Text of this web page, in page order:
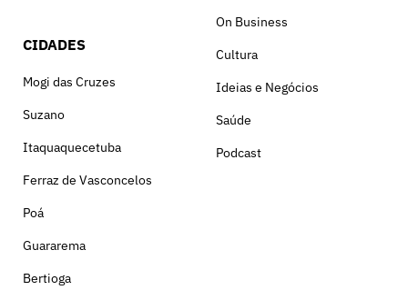
CIDADES
Mogi das Cruzes
Suzano
Itaquaquecetuba
Ferraz de Vasconcelos
Poá
Guararema
Bertioga
On Business
Cultura
Ideias e Negócios
Saúde
Podcast